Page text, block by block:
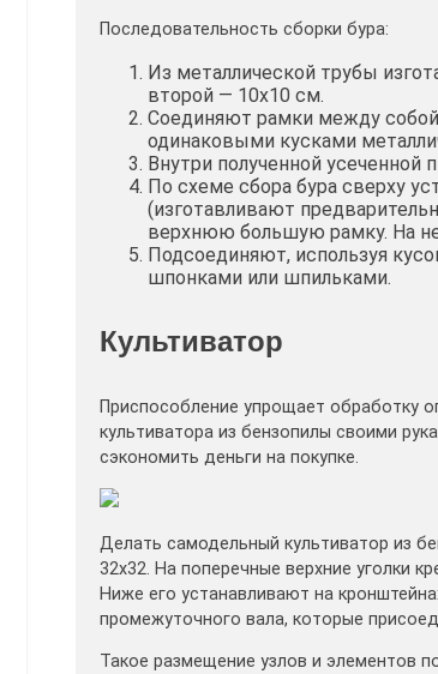
Последовательность сборки бура:
Из металлической трубы
второй — 10х10 см.
Соединяют рамки между
одинаковыми кусками
Внутри полученной
По схеме сбора бура сверху
(изготавливают
верхнюю большую рамку. На
Подсоединяют, используя
шпонками или шпильками.
Культиватор
Приспособление упрощает обработку
культиватора из бензопилы своими
сэкономить деньги на покупке.
Делать самодельный культиватор из
32х32. На поперечные верхние уголки
Ниже его устанавливают на
промежуточного вала, которые
Такое размещение узлов и элементов